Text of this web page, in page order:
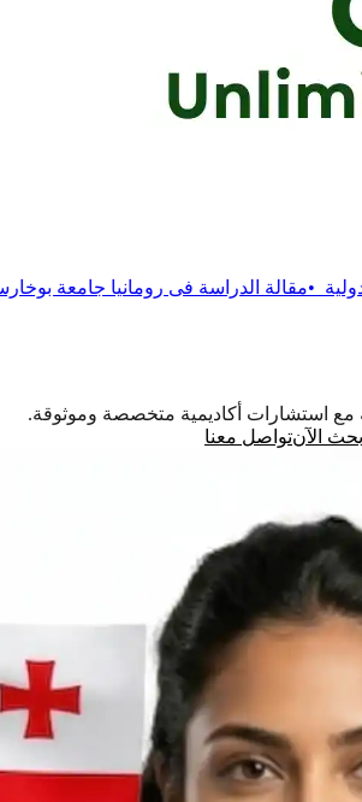
فى رومانيا جامعة بوخارست التقنية •مقالة
مع استشارات أكاديمية متخصصة وموثوقة.
ابحث الآنتواصل معنا